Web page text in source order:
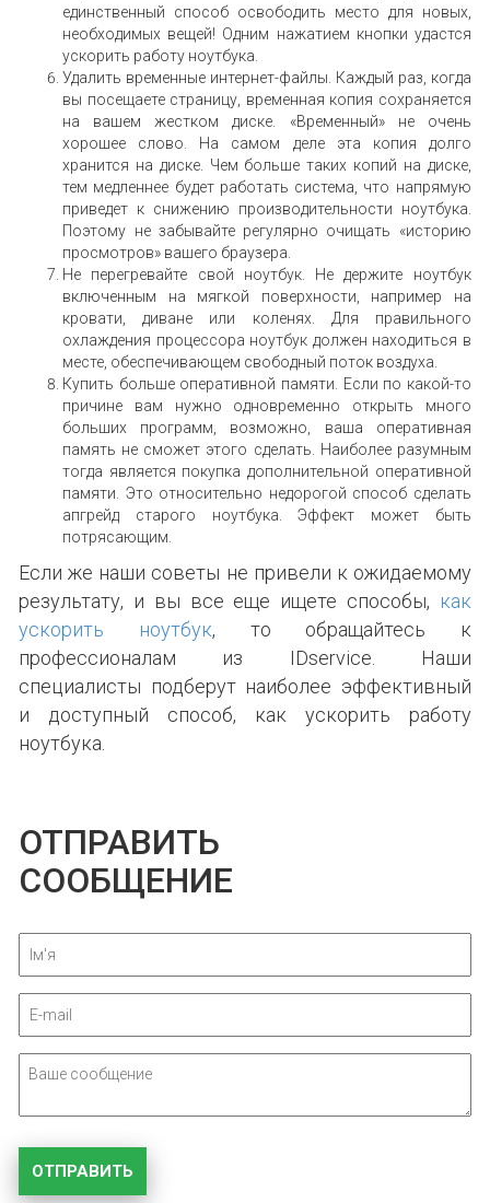
единственный способ освободить место для новых,
необходимых вещей! Одним нажатием кнопки удастся
ускорить работу ноутбука.
Удалить временные интернет-файлы. Каждый раз, когда
вы посещаете страницу, временная копия сохраняется
на вашем жестком диске. «Временный» не очень
хорошее слово. На самом деле эта копия долго
хранится на диске. Чем больше таких копий на диске,
тем медленнее будет работать система, что напрямую
приведет к снижению производительности ноутбука.
Поэтому не забывайте регулярно очищать «историю
просмотров» вашего браузера.
Не перегревайте свой ноутбук. Не держите ноутбук
включенным на мягкой поверхности, например на
кровати, диване или коленях. Для правильного
охлаждения процессора ноутбук должен находиться в
месте, обеспечивающем свободный поток воздуха.
Купить больше оперативной памяти. Если по какой-то
причине вам нужно одновременно открыть много
больших программ, возможно, ваша оперативная
память не сможет этого сделать. Наиболее разумным
тогда является покупка дополнительной оперативной
памяти. Это относительно недорогой способ сделать
апгрейд старого ноутбука. Эффект может быть
потрясающим.
Если же наши советы не привели к ожидаемому
результату, и вы все еще ищете способы, как
ускорить ноутбук, то обращайтесь к
профессионалам из IDservice. Наши
специалисты подберут наиболее эффективный
и доступный способ, как ускорить работу
ноутбука.
ОТПРАВИТЬ
СООБЩЕНИЕ